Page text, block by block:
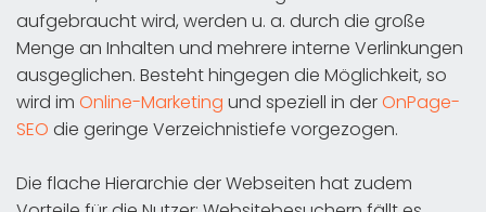
aufgebraucht wird, werden u. a. durch die große
Menge an Inhalten und mehrere interne Verlinkungen
ausgeglichen. Besteht hingegen die Möglichkeit, so
wird im Online-Marketing und speziell in derOnPage-
SEO die geringe Verzeichnistiefe vorgezogen.
Die flache Hierarchie der Webseiten hat zudem